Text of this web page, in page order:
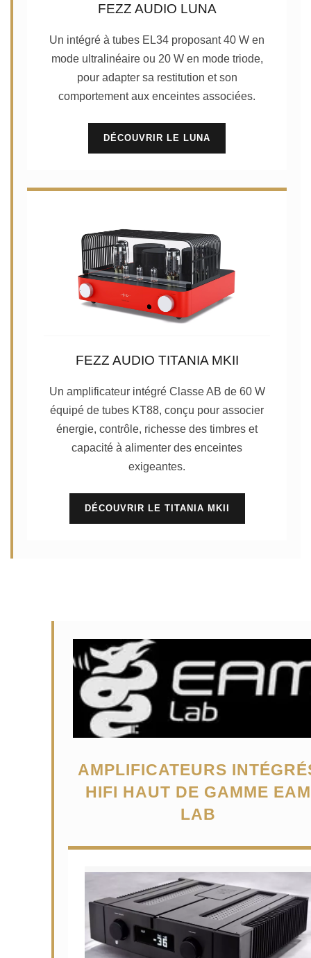
FEZZ AUDIO LUNA
Un intégré à tubes EL34 proposant 40 W en
mode ultralinéaire ou 20 W en mode triode,
pour adapter sa restitution et son
comportement aux enceintes associées.
DÉCOUVRIR LE LUNA
FEZZ AUDIO TITANIA MKII
Un amplificateur intégré Classe AB de 60 W
équipé de tubes KT88, conçu pour associer
énergie, contrôle, richesse des timbres et
capacité à alimenter des enceintes
exigeantes.
DÉCOUVRIR LE TITANIA MKII
AMPLIFICATEURS
HIFI HAUT DE GAMME EAM
LAB